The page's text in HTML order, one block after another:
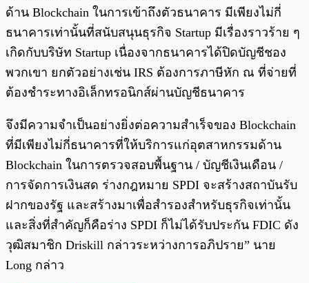
ด้าน Blockchain ในการเข้าถึงตัวธนาคาร มีเพียงไม่กี่
ธนาคารเท่านั้นที่สนับสนุนธุรกิจ Startup มีเรื่องราวร้าย ๆ
เกิดกับบริษัท Startup เนื่องจากธนาคารได้ปิดบัญชีชอง
พวกเขา ยกตัวอย่างเช่น IRS ต้องการภาษีหัก ณ ที่จ่ายที่
ต้องชำระทางอิเล็กทรอนิกส์ผ่านบัญชีธนาคาร
จึงมีความจำเป็นอย่างยิ่งต่อความสำเร็จของ Blockchain
ที่มีเพียงไม่กี่ธนาคารที่ให้บริการแก่อุตสาหกรรมด้าน
Blockchain ในการตรวจสอบพื้นฐาน / บัญชีเงินเดือน /
การจัดการเงินสด ร่างกฎหมาย SPDI จะสร้างสถาบันรับ
ฝากของรัฐ และสร้างมาเพื่อสำรองสำหรับธุรกิจเท่านั้น
และสิ่งที่สำคัญก็คือร่าง SPDI ก็ไม่ได้รับประกัน FDIC ดัง
วุฒิสมาชิก Driskill กล่าวระหว่างการอภิปราย” นาย
Long กล่าว